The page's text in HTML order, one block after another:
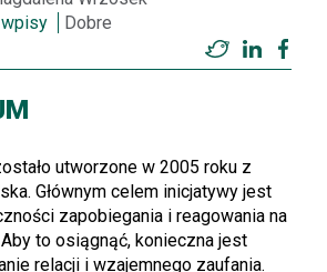
Dobre
Twitter
utworzone w 2005 roku z
Głównym celem inicjatywy jest
zapobiegania i reagowania na
to osiągnąć, konieczna jest
relacji i wzajemnego zaufania.